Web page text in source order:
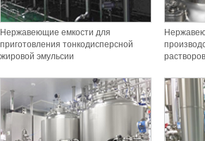
Нержавеющие емкости для
приготовления тонкодисперсной
жировой эмульсии
растворов